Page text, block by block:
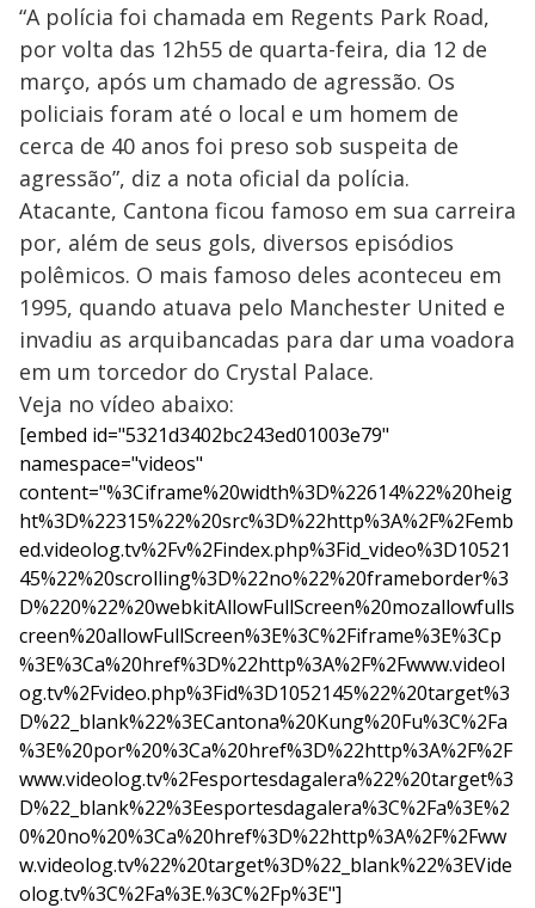
“A polícia foi chamada em Regents Park Road,
por volta das 12h55 de quarta-feira, dia 12 de
março, após um chamado de agressão. Os
policiais foram até o local e um homem de
cerca de 40 anos foi preso sob suspeita de
agressão”, diz a nota oficial da polícia.
Atacante, Cantona ficou famoso em sua carreira
por, além de seus gols, diversos episódios
polêmicos. O mais famoso deles aconteceu em
1995, quando atuava pelo Manchester United e
invadiu as arquibancadas para dar uma voadora
em um torcedor do Crystal Palace.
Veja no vídeo abaixo:
[embed id="5321d3402bc243ed01003e79"
namespace="videos"
content="%3Ciframe%20width%3D%22614%22%20heig
ht%3D%22315%22%20src%3D%22http%3A%2F%2Femb
ed.videolog.tv%2Fv%2Findex.php%3Fid_video%3D10521
45%22%20scrolling%3D%22no%22%20frameborder%3
D%220%22%20webkitAllowFullScreen%20mozallowfulls
creen%20allowFullScreen%3E%3C%2Fiframe%3E%3Cp
%3E%3Ca%20href%3D%22http%3A%2F%2Fwww.videol
og.tv%2Fvideo.php%3Fid%3D1052145%22%20target%3
D%22_blank%22%3ECantona%20Kung%20Fu%3C%2Fa
%3E%20por%20%3Ca%20href%3D%22http%3A%2F%2F
www.videolog.tv%2Fesportesdagalera%22%20target%3
D%22_blank%22%3Eesportesdagalera%3C%2Fa%3E%2
0%20no%20%3Ca%20href%3D%22http%3A%2F%2Fww
w.videolog.tv%22%20target%3D%22_blank%22%3EVide
olog.tv%3C%2Fa%3E.%3C%2Fp%3E"]